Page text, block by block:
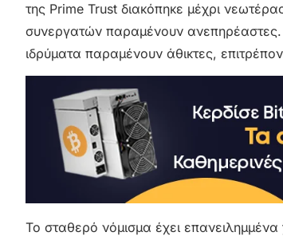
της Prime Trust διακόπηκε μέχρι
συνεργατών παραμένουν ανεπηρέαστες.
ιδρύματα παραμένουν άθικτες,
Το σταθερό νόμισμα έχει